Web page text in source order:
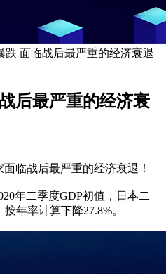
跌 面临战后最严重的经济衰退
后最严重的经济衰
临战后最严重的经济衰退！
年二季度GDP初值，日本二
年率计算下降27.8%。